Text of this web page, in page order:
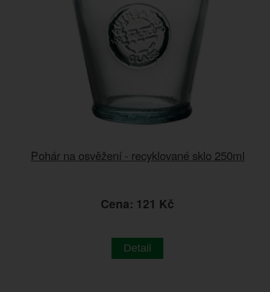
Pohár na osvěžení - recyklované sklo 250ml
Cena: 121 Kč
Detail